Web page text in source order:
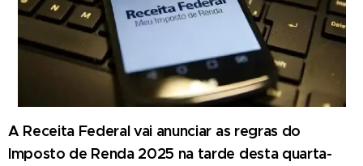
A Receita Federal vai anunciar as regras do
Imposto de Renda 2025 na tarde desta quarta-